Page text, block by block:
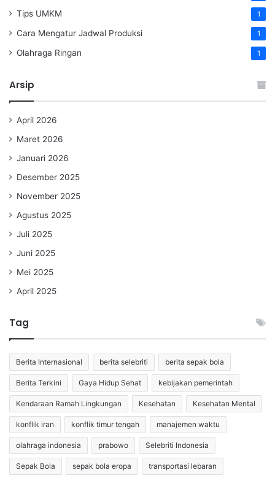
Tips UMKM 1
Cara Mengatur Jadwal Produksi 1
Olahraga Ringan 1
Arsip
April 2026
Maret 2026
Januari 2026
Desember 2025
November 2025
Agustus 2025
Juli 2025
Juni 2025
Mei 2025
April 2025
Tag
Berita Internasional berita selebriti berita sepak bola
Berita Terkini Gaya Hidup Sehat kebijakan pemerintah
Kendaraan Ramah Lingkungan Kesehatan Kesehatan Mental
konflik iran konflik timur tengah manajemen waktu
olahraga indonesia prabowo Selebriti Indonesia
Sepak Bola sepak bola eropa transportasi lebaran